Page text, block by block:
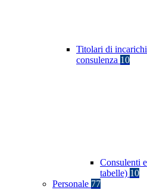
Titolari di
consulenza 10
Consulenti
tabelle) 10
Personale 77